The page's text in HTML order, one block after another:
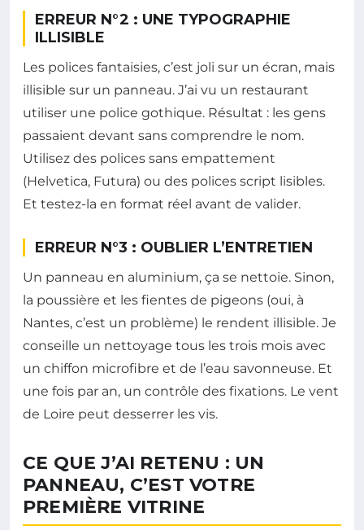
ERREUR N°2 : UNE TYPOGRAPHIE
ILLISIBLE
Les polices fantaisies, c’est joli sur un écran, mais
illisible sur un panneau. J’ai vu un restaurant
utiliser une police gothique. Résultat : les gens
passaient devant sans comprendre le nom.
Utilisez des polices sans empattement
(Helvetica, Futura) ou des polices script lisibles.
Et testez-la en format réel avant de valider.
ERREUR N°3 : OUBLIER L’ENTRETIEN
Un panneau en aluminium, ça se nettoie. Sinon,
la poussière et les fientes de pigeons (oui, à
Nantes, c’est un problème) le rendent illisible. Je
conseille un nettoyage tous les trois mois avec
un chiffon microfibre et de l’eau savonneuse. Et
une fois par an, un contrôle des fixations. Le vent
de Loire peut desserrer les vis.
CE QUE J’AI RETENU : UN
PANNEAU, C’EST VOTRE
PREMIÈRE VITRINE